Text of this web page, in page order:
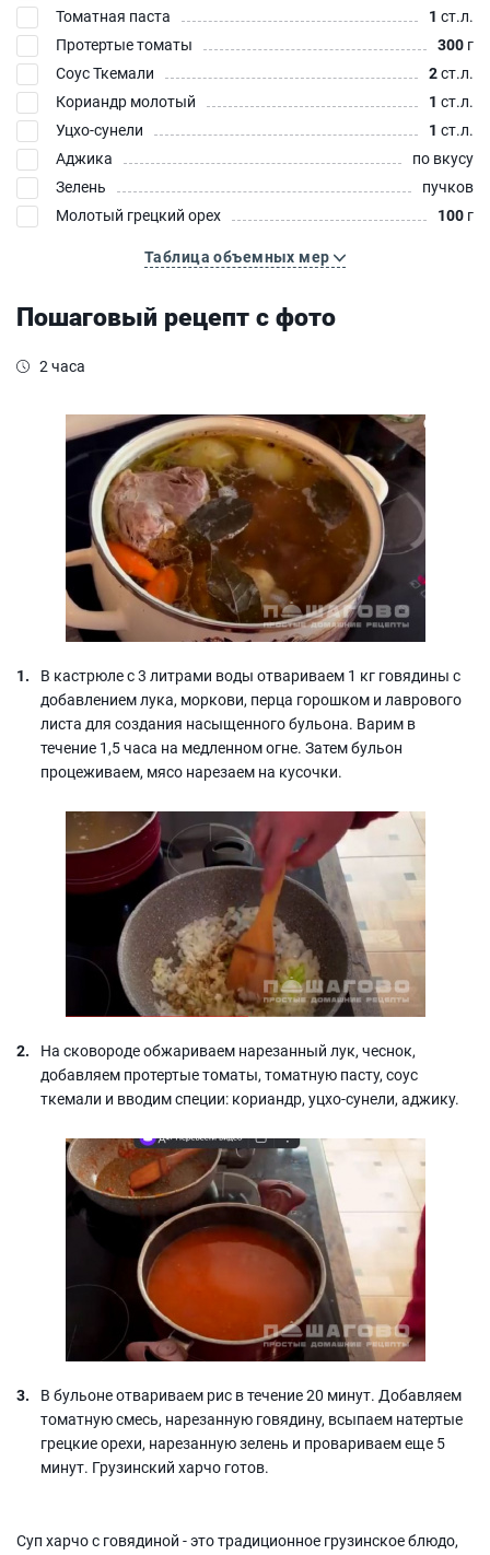
Томатная паста
1 ст.л.
Протертые томаты
300 г
Соус Ткемали
2ст.л.
Кориандр молотый
1 ст.л.
Уцхо-сунели
1 ст.л.
Аджика
по вкусу
Зелень
пучков
Молотый грецкий орех
100 г
Таблица объемных мер
Пошаговый рецепт с фото
2 часа
В кастрюле с 3 литрами воды отвариваем 1 кг говядины с
добавлением лука, моркови, перца горошком и лаврового
листа для создания насыщенного бульона. Варим в
течение 1,5 часа на медленном огне. Затем бульон
процеживаем, мясо нарезаем на кусочки.
На сковороде обжариваем нарезанный лук, чеснок,
добавляем протертые томаты, томатную пасту, соус
ткемали и вводим специи: кориандр, уцхо-сунели, аджику.
В бульоне отвариваем рис в течение 20 минут. Добавляем
томатную смесь, нарезанную говядину, всыпаем натертые
грецкие орехи, нарезанную зелень и провариваем еще 5
минут. Грузинский харчо готов.
Суп харчо с говядиной - это традиционное грузинское блюдо,